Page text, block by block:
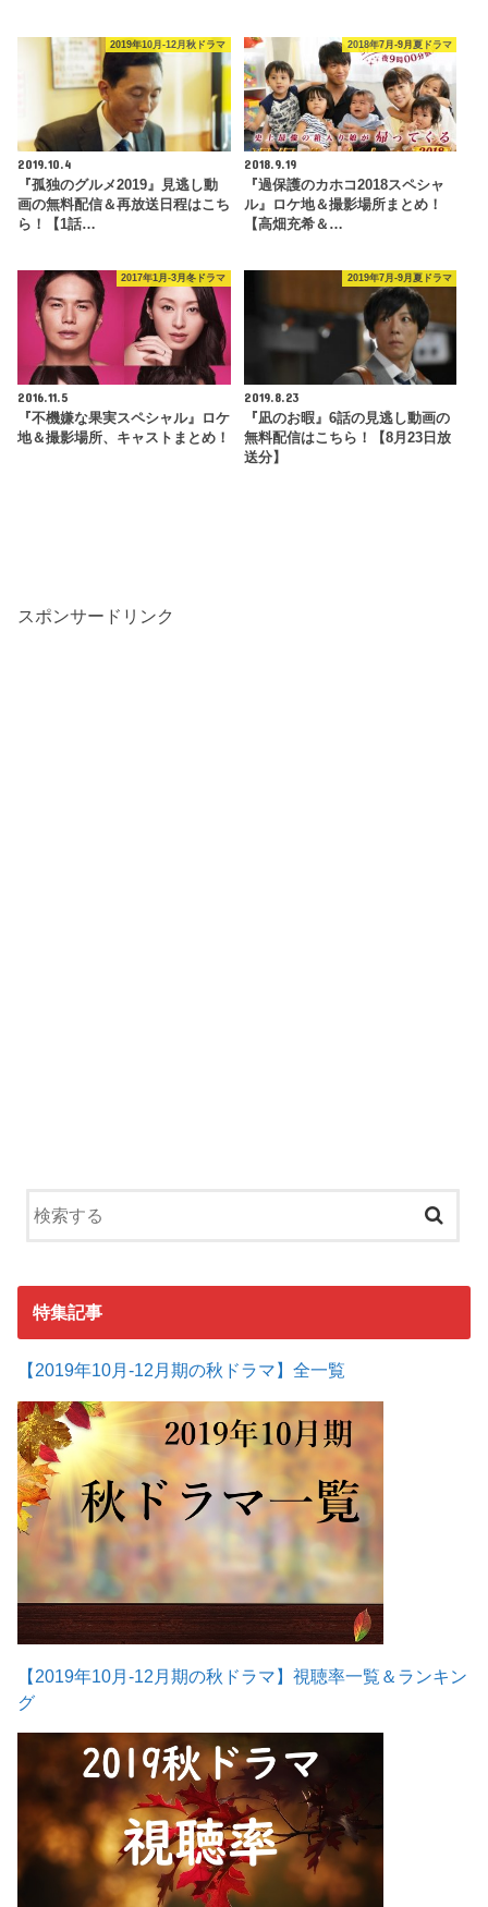
2019年10月-12月秋ドラマ
2019.10.4
『孤独のグルメ2019』見逃し動
画の無料配信＆再放送日程はこち
ら！【1話…
2018年7月-9月夏ドラマ
2018.9.19
『過保護のカホコ2018スペシャ
ル』ロケ地＆撮影場所まとめ！
【高畑充希＆…
2017年1月-3月冬ドラマ
2016.11.5
『不機嫌な果実スペシャル』ロケ
地＆撮影場所、キャストまとめ！
2019年7月-9月夏ドラマ
2019.8.23
『凪のお暇』6話の見逃し動画の
無料配信はこちら！【8月23日放
送分】
スポンサードリンク
特集記事
【2019年10月-12月期の秋ドラマ】全一覧
【2019年10月-12月期の秋ドラマ】視聴率一覧＆ランキン
グ